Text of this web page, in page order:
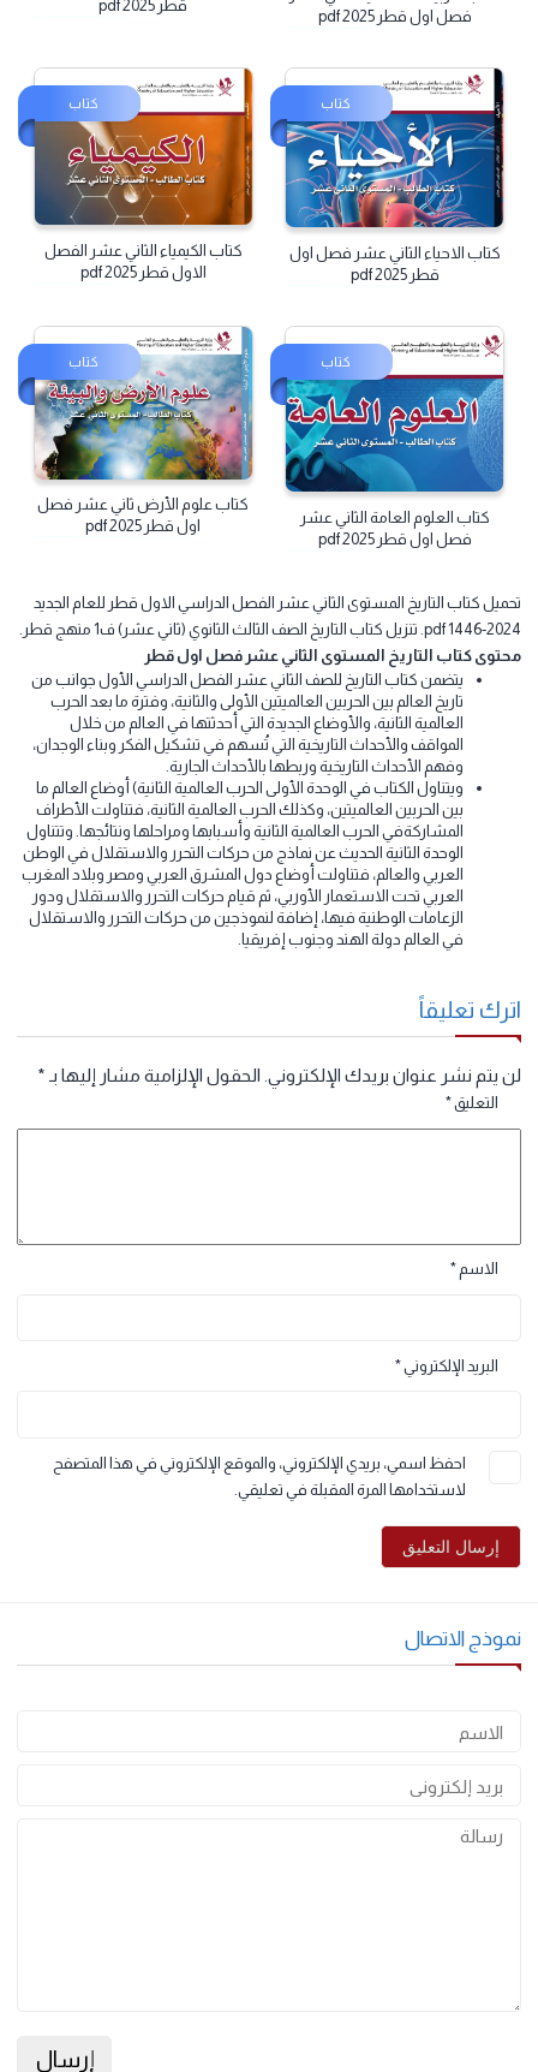
كتاب التربية الاسلامية الثاني عشر
فصل اول قطر pdf 2025
كتاب الفيزياء الثاني عشر فصل اول
قطر 2025 pdf
كتاب
كتاب الاحياء الثاني عشر فصل اول
قطر 2025 pdf
كتاب
كتاب الكيمياء الثاني عشر الفصل
الاول قطر 2025 pdf
كتاب
كتاب العلوم العامة الثاني عشر
فصل اول قطر 2025 pdf
كتاب
كتاب علوم الأرض ثاني عشر فصل
اول قطر 2025 pdf
كتاب التاريخ المستوى الثاني عشر الفصل الدراسي الاول قطر للعام الجديد
كتاب التاريخ المستوى الثاني عشر فصل اول قطر
يتضمن كتاب التاريخ للصف الثاني عشر الفصل الدراسي الأول جوانب من
تاريخ العالم بين الحربين العالميتين الأولى والثانية، وفترة ما بعد الحرب
العالمية الثانية، والأوضاع الجديدة التي أحدثتها في العالم من خلال
المواقف والأحداث التاريخية التي تُسهم في تشكيل الفكر وبناء الوجدان،
وفهم الأحداث التاريخية وربطها بالأحداث الجارية.
ويتناول الكتاب في الوحدة الأولى الحرب العالمية الثانية) أوضاع العالم ما
بين الحربين العالميتين، وكذلك الحرب العالمية الثانية، فتناولت الأطراف
العربي والعالم، فتناولت أوضاع دول المشرق العربي ومصر وبلاد المغرب
العربي تحت الاستعمار الأوربي، ثم قيام حركات التحرر والاستقلال ودور
في العالم دولة الهند وجنوب إفريقيا.
التعليق*
البريد الإلكتروني*
احفظ اسمي، بريدي الإلكتروني، والموقع الإلكتروني في هذا المتصفح
لاستخدامها المرة المقبلة في تعليقي.